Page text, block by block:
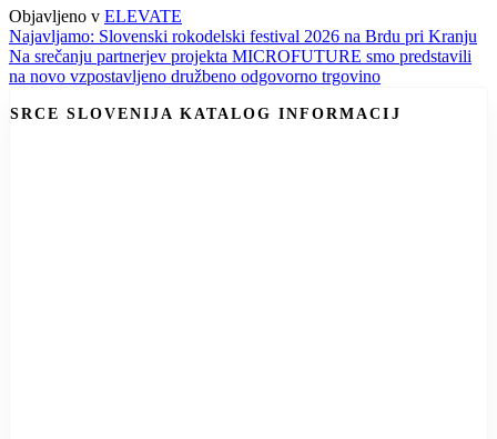
Objavljeno v ELEVATE
Navigacija
prispevka
Najavljamo: Slovenski rokodelski festival 2026 na Brdu pri Kranju
Na srečanju partnerjev projekta MICROFUTURE smo predstavili
na novo vzpostavljeno družbeno odgovorno trgovino
SRCE SLOVENIJA KATALOG INFORMACIJ